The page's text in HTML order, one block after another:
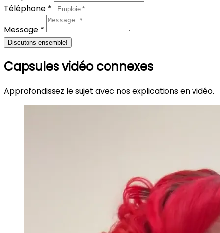
Téléphone *
Message *
Discutons ensemble!
Capsules vidéo connexes
Approfondissez le sujet avec nos explications en vidéo.